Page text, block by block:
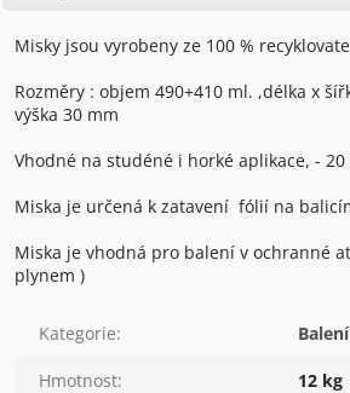
Misky jsou vyrobeny ze 100 %
Rozměry : objem 490+410 ml. ,délka x
výška 30 mm
Vhodné na studéné i horké aplikace, - 20
Miska je určená k zatavení fólií na
Miska je vhodná pro balení v ochranné
plynem )
Kategorie:
Hmotnost: 12 kg